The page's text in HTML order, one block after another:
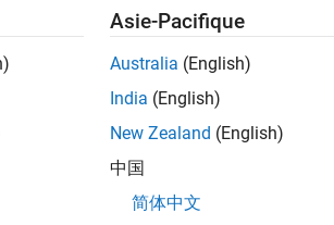
Asie-Pacifique
Australia (English)
India (English)
New Zealand (English)
中国
简体中文